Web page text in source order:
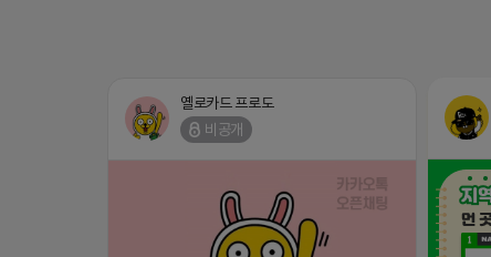
옐로카드 프로도
비공개